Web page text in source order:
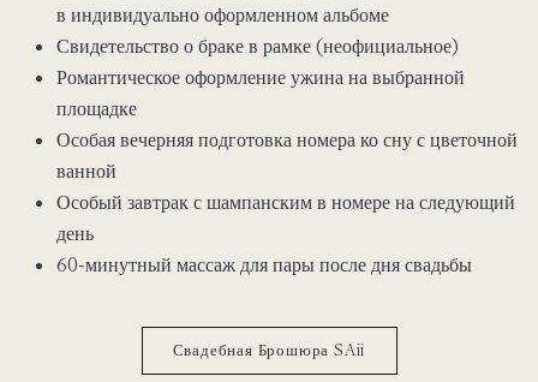
в индивидуально оформленном альбоме
Свидетельство о браке в рамке (неофициальное)
Романтическое оформление ужина на выбранной
площадке
Особая вечерняя подготовка номера ко сну с цветочной
ванной
Особый завтрак с шампанским в номере на следующий
день
60-минутный массаж для пары после дня свадьбы
Свадебная Брошюра SAii